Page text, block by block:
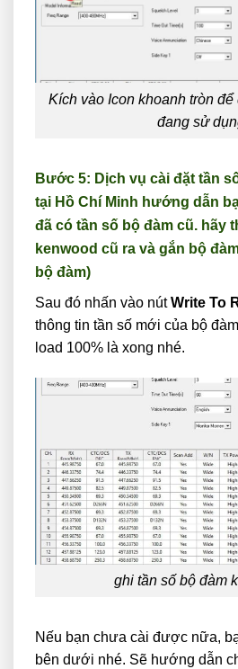
Kích vào Icon khoanh tròn
đang sử
Bước 5: Dịch vụ cài đặt tần
tại Hồ Chí Minh hướng dẫn
đã có tần số bộ đàm cũ. hãy
kenwood cũ ra và gắn bộ
bộ đàm)
Sau đó nhấn vào nútWrite To
thông tin tần số mới của bộ
load 100% là xong nhé.
ghi tần số bộ đàm
Nếu bạn chưa cài được nữa,
bên dưới nhé. Sẽ hướng dẫn